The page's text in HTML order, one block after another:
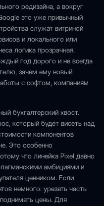
редизайна, а вокруг
это уже привычный
служат витриной
и локального или
логика прозрачная.
год дорого и не всегда
зачем ему новый
с софтом, компаниям
бухгалтерский хвост.
который будет висеть над
компонентов
Это особенно
что линейка Pixel давно
амбициями и
ценником. Если
немного: урезать часть
цены. Для